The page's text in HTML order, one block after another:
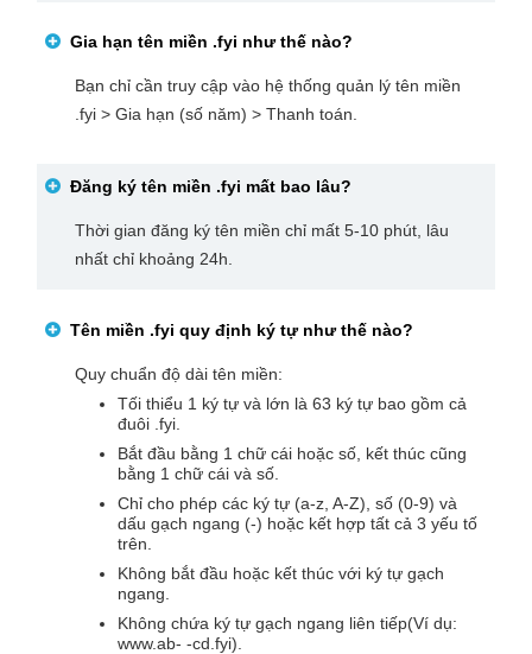
Gia hạn tên miền .fyi như thế nào?
Bạn chỉ cần truy cập vào hệ thống quản lý tên miền
.fyi > Gia hạn (số năm) > Thanh toán.
Đăng ký tên miền .fyi mất bao lâu?
Thời gian đăng ký tên miền chỉ mất 5-10 phút, lâu
nhất chỉ khoảng 24h.
Tên miền .fyi quy định ký tự như thế nào?
Quy chuẩn độ dài tên miền:
Tối thiểu 1 ký tự và lớn là 63 ký tự bao gồm cả
đuôi .fyi.
Bắt đầu bằng 1 chữ cái hoặc số, kết thúc cũng
bằng 1 chữ cái và số.
Chỉ cho phép các ký tự (a-z, A-Z), số (0-9) và
dấu gạch ngang (-) hoặc kết hợp tất cả 3 yếu tố
trên.
Không bắt đầu hoặc kết thúc với ký tự gạch
ngang.
Không chứa ký tự gạch ngang liên tiếp(Ví dụ:
www.ab- -cd.fyi).